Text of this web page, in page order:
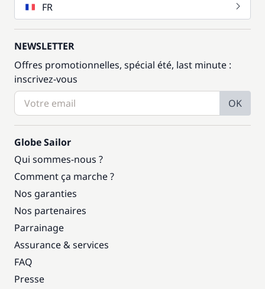
FR
NEWSLETTER
Offres promotionnelles, spécial été, last minute :
inscrivez-vous
OK
Globe Sailor
Qui sommes-nous ?
Comment ça marche ?
Nos garanties
Nos partenaires
Parrainage
Assurance & services
FAQ
Presse